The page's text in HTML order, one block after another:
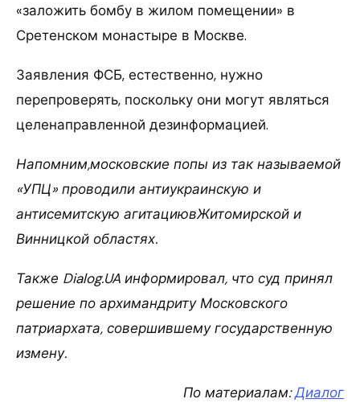
«заложить бомбу в жилом помещении» в
Сретенском монастыре в Москве.
Заявления ФСБ, естественно, нужно
перепроверять, поскольку они могут являться
целенаправленной дезинформацией.
Напомним,московские попы из так называемой
«УПЦ» проводили антиукраинскую и
антисемитскую агитациювЖитомирской и
Винницкой областях.
Также Dialog.UA информировал, что суд принял
решение по архимандриту Московского
патриархата, совершившему государственную
измену.
По материалам:Диалог